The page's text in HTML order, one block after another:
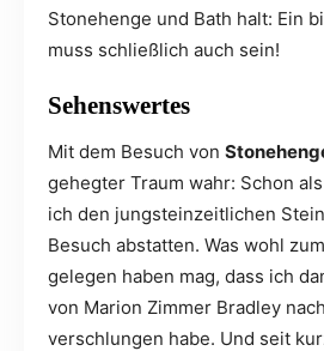
Stonehenge und Bath halt: Ein
muss schließlich auch sein!
Sehenswertes
Mit dem Besuch von
gehegter Traum wahr: Schon
ich den jungsteinzeitlichen
Besuch abstatten. Was wohl
gelegen haben mag, dass ich
von Marion Zimmer Bradley
verschlungen habe. Und seit